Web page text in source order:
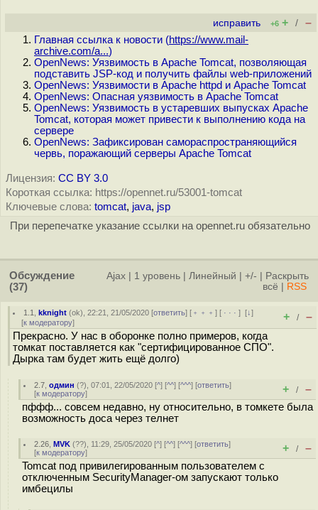
исправить +6 + / –
Главная ссылка к новости (https://www.mail-
archive.com/a...)
OpenNews: Уязвимость в Apache Tomcat, позволяющая
подставить JSP-код и получить файлы web-приложений
OpenNews: Уязвимости в Apache httpd и Apache Tomcat
OpenNews: Опасная уязвимость в Apache Tomcat
OpenNews: Уязвимость в устаревших выпусках Apache
Tomcat, которая может привести к выполнению кода на
сервере
OpenNews: Зафиксирован самораспространяющийся
червь, поражающий серверы Apache Tomcat
Лицензия: CC BY 3.0
Короткая ссылка: https://opennet.ru/53001-tomcat
Ключевые слова: tomcat, java, jsp
При перепечатке указание ссылки на opennet.ru обязательно
Обсуждение
(37)
Ajax 1 уровень Линейный +/-
Раскрыть
всё
RSS
1.1 ,kknight (ok), 22:21, 21/05/2020 [ответить] [ ﹢﹢﹢] [ · · ·][↓]
[к модератору] + / –
Прекрасно. У нас в оборонке полно примеров, когда
томкат поставляется как "сертифицированное СПО".
Дырка там будет жить ещё долго)
2.7 ,одмин (?), 07:01, 22/05/2020 [^] [^^] [^^^] [ответить]
[к модератору] + / –
пффф... совсем недавно, ну относительно, в томкете была
возможность доса через телнет
2.26 ,MVK (??), 11:29, 25/05/2020 [^] [^^] [^^^] [ответить]
[к модератору] + / –
Tomcat под привилегированным пользователем с
отключенным SecurityManager-ом запускают только
имбецилы